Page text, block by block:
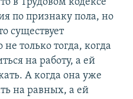
по признаку пола, но
существует
только тогда, когда
на работу, а ей
А когда она уже
на равных, а ей